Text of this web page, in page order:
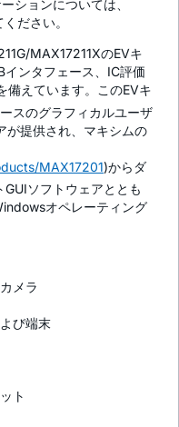
ションについては、
ださい。
MAX17211XのEVキ
ンタフェース、IC評価
備えています。このEVキ
スのグラフィカルユーザ
が提供され、マキシムの
MAX17201)からダ
ソフトウェアととも
オペレーティング
メラ
び端末
ト